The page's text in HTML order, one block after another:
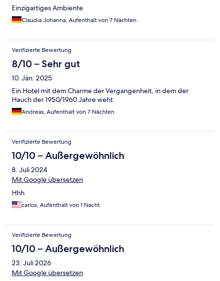
Einzigartiges Ambiente
Claudia Johanna, Aufenthalt von 7 Nächten
Verifizierte Bewertung
8/10 – Sehr gut
10. Jän. 2025
Ein Hotel mit dem Charme der Vergangenheit, in dem der
Hauch der 1950/1960 Jahre weht.
Andreas, Aufenthalt von 7 Nächten
Verifizierte Bewertung
10/10 – Außergewöhnlich
8. Juli 2024
Mit Google übersetzen
Hhh
carlos, Aufenthalt von 1 Nacht
Verifizierte Bewertung
10/10 – Außergewöhnlich
23. Juli 2026
Mit Google übersetzen